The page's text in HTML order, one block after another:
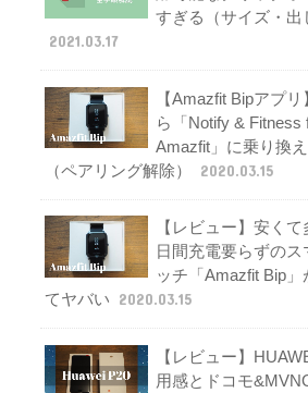
すぎる（サイズ・出
2021.03.17
【Amazfit Bipアプ
ら「Notify & Fitness
Amazfit」に乗り換
（ペアリング解除）
2020.03.15
【レビュー】安く
日間充電要らずのス
ッチ「Amazfit Bip」
てヤバい
2020.03.15
【レビュー】
用感とドコモ